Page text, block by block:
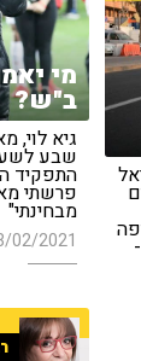
מי
ב"ש?
גיא לוי,
שבע
התפקיד
פרשתי
מבחינתי"
02/2021